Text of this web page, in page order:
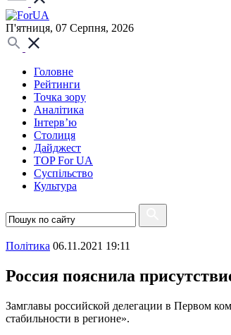
П'ятниця, 07 Серпня, 2026
Головне
Рейтинги
Точка зору
Аналітика
Інтерв’ю
Столиця
Дайджест
TOP For UA
Суспiльство
Культура
Полiтика 06.11.2021 19:11
Россия пояснила
Замглавы российской делегации в Первом
стабильности в регионе».